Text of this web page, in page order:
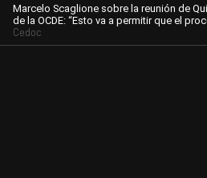
Marcelo Scaglione sobre la reunión de
de la OCDE: “Esto va a permitir que el
Cedoc